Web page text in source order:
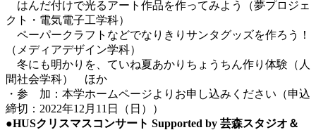
はんだ付けで光るアート作品を作ってみよう（夢プロジェ
クト・電気電子工学科）
ペーパークラフトなどでなりきりサンタグッズを作ろう！
（メディアデザイン学科）
冬にも明かりを、ていね夏あかりちょうちん作り体験（人
間社会学科） ほか
・参 加：本学ホームページよりお申し込みください（申込
締切：2022年12月11日（日））
●HUSクリスマスコンサート Supported by 芸森スタジオ＆